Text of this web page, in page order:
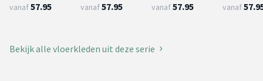
vanaf57.95 vanaf57.95 vanaf57.95 vanaf
Bekijk alle vloerkleden uit deze serie